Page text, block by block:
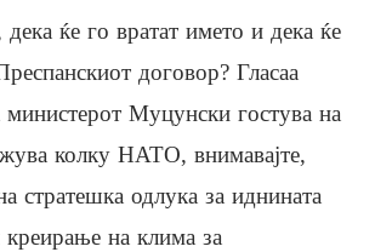
ќе го вратат името и дека ќе
договор? Гласаа
министерот Муцунски гостува на
колку НАТО, внимавајте,
стратешка одлука за иднината
на клима за